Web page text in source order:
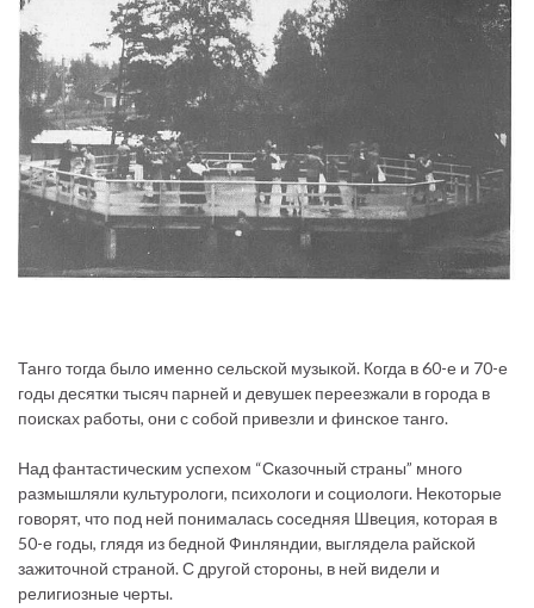
Танго тогда было именно сельской музыкой. Когда в 60-е и 70-е
годы десятки тысяч парней и девушек переезжали в города в
поисках работы, они с собой привезли и финское танго.
Над фантастическим успехом “Сказочный страны” много
размышляли культурологи, психологи и социологи. Некоторые
говорят, что под ней понималась соседняя Швеция, которая в
50-е годы, глядя из бедной Финляндии, выглядела райской
зажиточной страной. С другой стороны, в ней видели и
религиозные черты.